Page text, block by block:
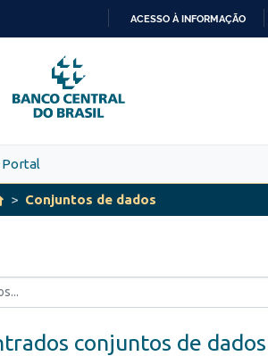
PARA
O
CONTEÚDO
ACESSO À INFORMAÇÃO
Portal
Conjuntos de dados
conjuntos de dados